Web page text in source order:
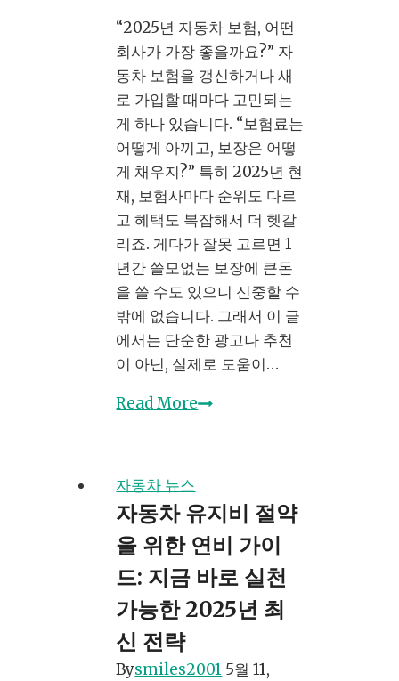
로
알
면
보
험
료
30%
줄
일
수
있
습
니
다
“2025년 자동차 보험, 어떤
회사가 가장 좋을까요?” 자
동차 보험을 갱신하거나 새
로 가입할 때마다 고민되는
게 하나 있습니다. “보험료는
어떻게 아끼고, 보장은 어떻
게 채우지?” 특히 2025년 현
재, 보험사마다 순위도 다르
고 혜택도 복잡해서 더 헷갈
리죠. 게다가 잘못 고르면 1
년간 쓸모없는 보장에 큰돈
을 쓸 수도 있으니 신중할 수
밖에 없습니다. 그래서 이 글
에서는 단순한 광고나 추천
이 아닌, 실제로 도움이…
Read More자
험
비
교
로
2025
년
험
자동차 뉴스
자동차 유지비 절약
을 위한 연비 가이
드: 지금 바로 실천
가능한 2025년 최
신 전략
Bysmiles2001 5월 11,